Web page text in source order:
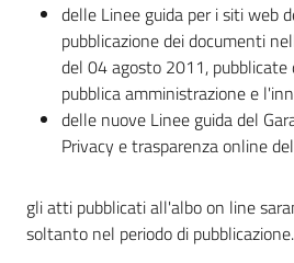
delle Linee guida per i siti web
pubblicazione dei documenti
del 04 agosto 2011,
pubblica amministrazione e
delle nuove Linee guida del
Privacy e trasparenza online
gli atti pubblicati all'albo on line
soltanto nel periodo di pubblicazione.